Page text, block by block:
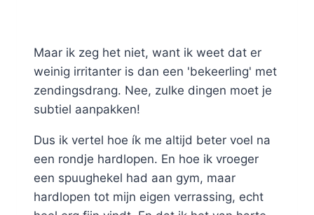
Maar ik zeg het niet, want ik weet dat er
weinig irritanter is dan een 'bekeerling' met
zendingsdrang. Nee, zulke dingen moet je
subtiel aanpakken!
Dus ik vertel hoe ík me altijd beter voel na
een rondje hardlopen. En hoe ik vroeger
een spuughekel had aan gym, maar
hardlopen tot mijn eigen verrassing, echt